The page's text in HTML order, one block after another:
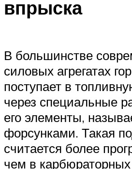
впрыска
В большинстве
силовых агрегатах
поступает в
через специальные
его элементы,
форсунками. Такая
считается более
чем в